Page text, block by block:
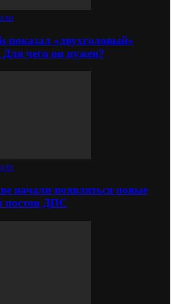
показал «двухголовый»
Для чего он нужен?
начали появляться новые
постов ДПС